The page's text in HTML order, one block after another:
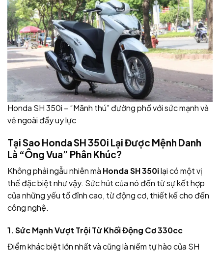
Honda SH 350i – “Mãnh thú” đường phố với sức mạnh và
vẻ ngoài đầy uy lực
Tại Sao Honda SH 350i Lại Được Mệnh Danh
Là “Ông Vua” Phân Khúc?
Không phải ngẫu nhiên mà Honda SH 350ilại có một vị
thế đặc biệt như vậy. Sức hút của nó đến từ sự kết hợp
của những yếu tố đỉnh cao, từ động cơ, thiết kế cho đến
công nghệ.
1. Sức Mạnh Vượt Trội Từ Khối Động Cơ 330cc
Điểm khác biệt lớn nhất và cũng là niềm tự hào của SH